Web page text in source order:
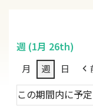
週 (1月 26th)
月 週 日
この期間内に予